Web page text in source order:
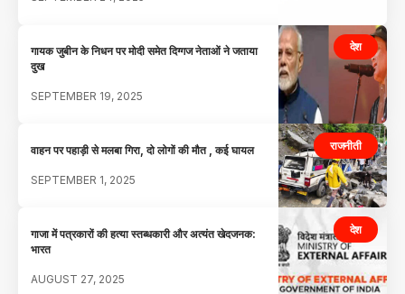
देश
गायक जुबीन के निधन पर मोदी समेत दिग्गज नेताओं ने जताया
दुख
SEPTEMBER 19, 2025
राजनीती
वाहन पर पहाड़ी से मलबा गिरा, दो लोगों की मौत , कई घायल
SEPTEMBER 1, 2025
देश
गाजा में पत्रकारों की हत्या स्तब्धकारी और अत्यंत खेदजनक:
भारत
AUGUST 27, 2025